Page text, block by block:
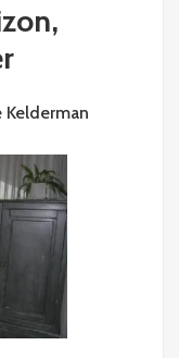
Kelderman